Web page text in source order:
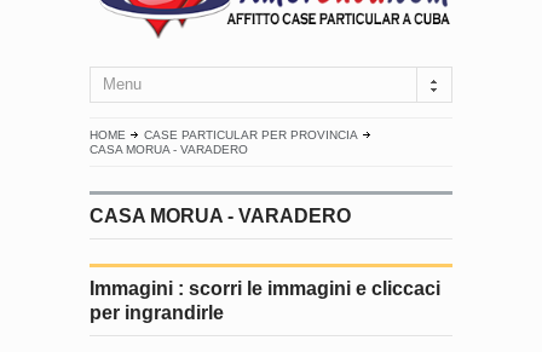
Menu
HOME
CASE PARTICULAR PER PROVINCIA
CASA MORUA - VARADERO
CASA MORUA - VARADERO
Immagini : scorri le immagini e cliccaci
per ingrandirle